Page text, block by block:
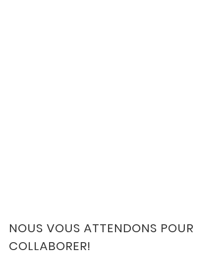
NOUS VOUS ATTENDONS POUR
COLLABORER!